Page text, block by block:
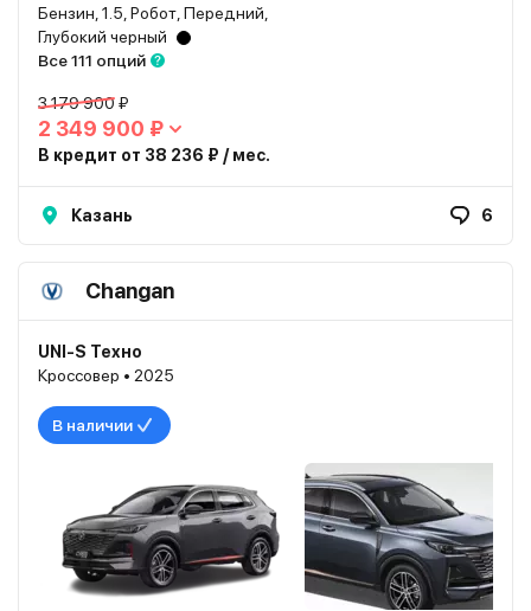
Бензин, 1.5, Робот, Передний,
Глубокий черный
Все 111 опций
3 179 900 ₽
2 349 900 ₽
В кредит от 38 236 ₽ / мес.
Казань 6
Changan
UNI-S Техно
Кроссовер • 2025
В наличии